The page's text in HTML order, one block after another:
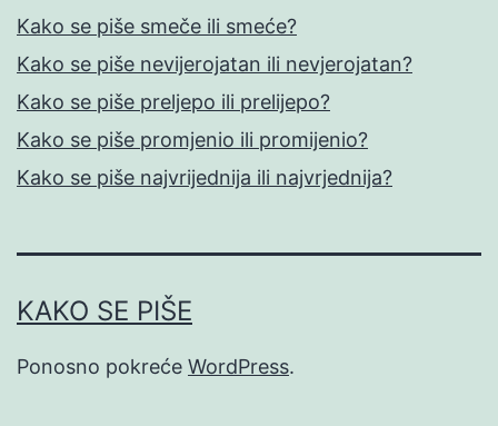
Kako se piše smeče ili smeće?
Kako se piše nevijerojatan ili nevjerojatan?
Kako se piše preljepo ili prelijepo?
Kako se piše promjenio ili promijenio?
Kako se piše najvrijednija ili najvrjednija?
KAKO SE PIŠE
Ponosno pokreće WordPress.